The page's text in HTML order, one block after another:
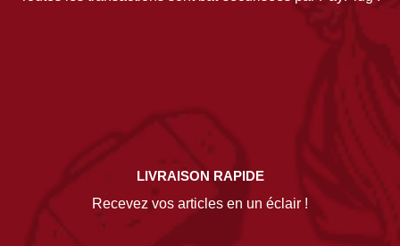
LIVRAISON RAPIDE
Recevez vos articles en un éclair !